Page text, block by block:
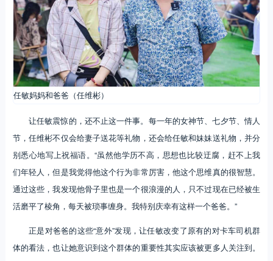
任敏妈妈和爸爸（任维彬）
让任敏震惊的，还不止这一件事。每一年的女神节、七夕节、情人
节，任维彬不仅会给妻子送花等礼物，还会给任敏和妹妹送礼物，并分
别悉心地写上祝福语。“虽然他学历不高，思想也比较迂腐，赶不上我
们年轻人，但是我觉得他这个行为非常厉害，他这个思维真的很智慧。
通过这些，我发现他骨子里也是一个很浪漫的人，只不过现在已经被生
活磨平了棱角，每天被琐事缠身。我特别庆幸有这样一个爸爸。”
正是对爸爸的这些“意外”发现，让任敏改变了原有的对卡车司机群
体的看法，也让她意识到这个群体的重要性其实应该被更多人关注到。